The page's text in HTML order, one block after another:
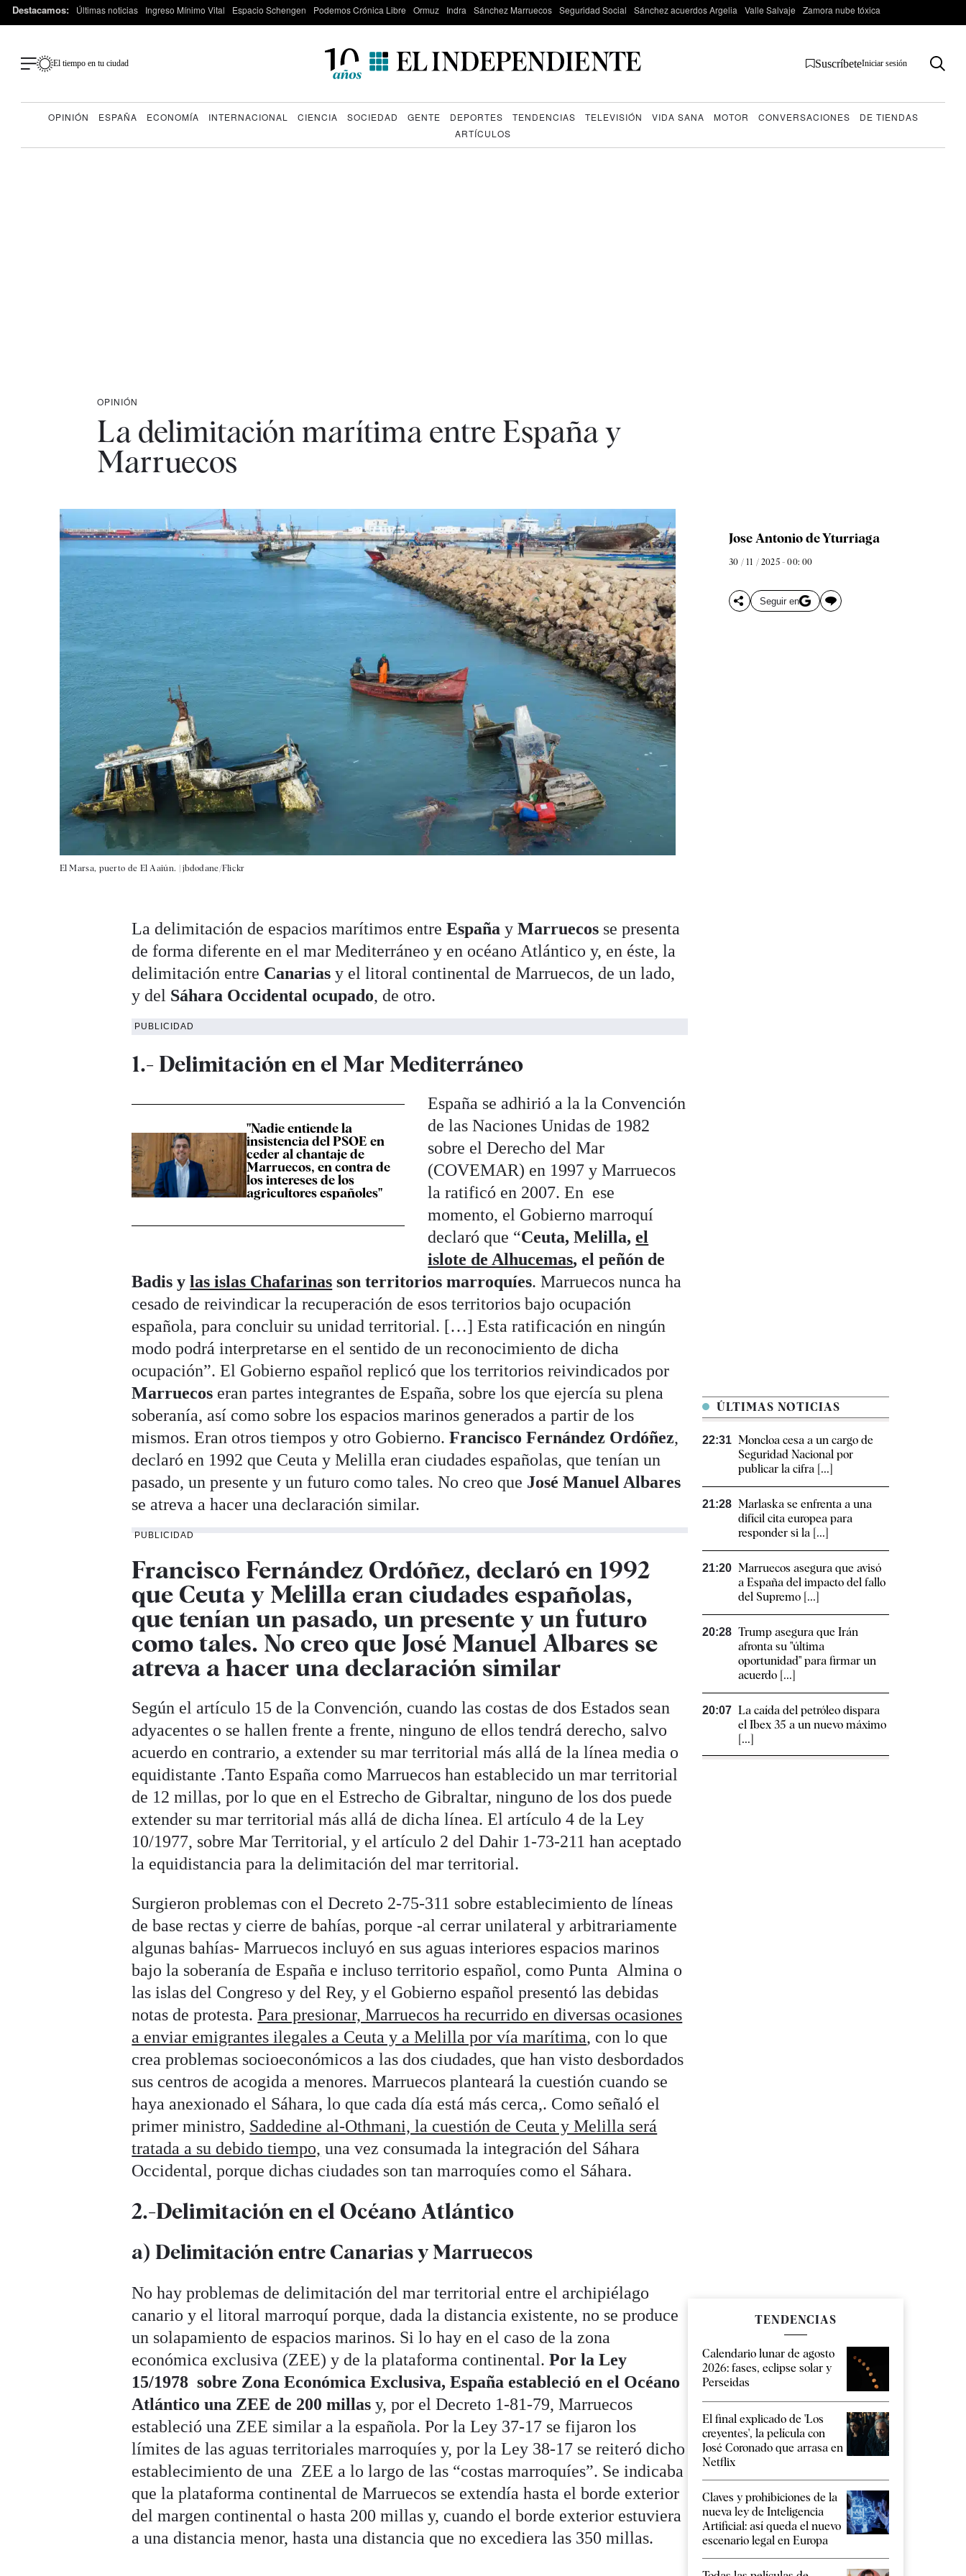
Destacamos: Últimas noticias Ingreso Mínimo Vital Espacio Schengen Podemos Crónica Libre Ormuz Indra Sánchez Marruecos Seguridad Social Sánchez acuerdos Argelia Valle Salvaje Zamora nube tóxica
El tiempo en tu ciudad SuscríbeteIniciar sesión
OPINIÓN ESPAÑA ECONOMÍA INTERNACIONAL CIENCIA SOCIEDAD GENTE DEPORTES TENDENCIAS TELEVISIÓN VIDA SANA MOTOR CONVERSACIONES
DE TIENDAS
ARTÍCULOS
OPINIÓN
La delimitación marítima entre España y
Marruecos
El Marsa, puerto de El Aaiún. |jbdodane/Flickr
Jose Antonio de Yturriaga
30 / 11 / 2025 - 00: 00
Seguir en
La delimitación de espacios marítimos entreEspaña yMarruecos se presenta
de forma diferente en el mar Mediterráneo y en océano Atlántico y, en éste, la
delimitación entre Canarias y el litoral continental de Marruecos, de un lado,
y del Sáhara Occidental ocupado, de otro.
PUBLICIDAD
1.- Delimitación en el Mar Mediterráneo
"Nadie entiende la
insistencia del PSOE en
ceder al chantaje de
Marruecos, en contra de
los intereses de los
agricultores españoles"
España se adhirió a la la Convención
de las Naciones Unidas de 1982
sobre el Derecho del Mar
(COVEMAR) en 1997 y Marruecos
la ratificó en 2007. En ese
momento, el Gobierno marroquí
declaró que “Ceuta, Melilla,el
islote de Alhucemas, el peñón de
Badis ylas islas Chafarinas son territorios marroquíes. Marruecos nunca ha
cesado de reivindicar la recuperación de esos territorios bajo ocupación
española, para concluir su unidad territorial. […] Esta ratificación en ningún
modo podrá interpretarse en el sentido de un reconocimiento de dicha
ocupación”. El Gobierno español replicó que los territorios reivindicados por
Marruecos eran partes integrantes de España, sobre los que ejercía su plena
soberanía, así como sobre los espacios marinos generados a partir de los
mismos. Eran otros tiempos y otro Gobierno.Francisco Fernández Ordóñez,
declaró en 1992 que Ceuta y Melilla eran ciudades españolas, que tenían un
pasado, un presente y un futuro como tales. No creo que José Manuel Albares
se atreva a hacer una declaración similar.
PUBLICIDAD
Francisco Fernández Ordóñez, declaró en 1992
que Ceuta y Melilla eran ciudades españolas,
que tenían un pasado, un presente y un futuro
como tales. No creo que José Manuel Albares se
atreva a hacer una declaración similar
Según el artículo 15 de la Convención, cuando las costas de dos Estados sean
adyacentes o se hallen frente a frente, ninguno de ellos tendrá derecho, salvo
acuerdo en contrario, a extender su mar territorial más allá de la línea media o
equidistante .Tanto España como Marruecos han establecido un mar territorial
de 12 millas, por lo que en el Estrecho de Gibraltar, ninguno de los dos puede
extender su mar territorial más allá de dicha línea. El artículo 4 de la Ley
10/1977, sobre Mar Territorial, y el artículo 2 del Dahir 1-73-211 han aceptado
la equidistancia para la delimitación del mar territorial.
Surgieron problemas con el Decreto 2-75-311 sobre establecimiento de líneas
de base rectas y cierre de bahías, porque -al cerrar unilateral y arbitrariamente
algunas bahías- Marruecos incluyó en sus aguas interiores espacios marinos
bajo la soberanía de España e incluso territorio español, como Punta Almina o
las islas del Congreso y del Rey, y el Gobierno español presentó las debidas
notas de protesta.Para presionar, Marruecos ha recurrido en diversas ocasiones
a enviar emigrantes ilegales a Ceuta y a Melilla por vía marítima, con lo que
crea problemas socioeconómicos a las dos ciudades, que han visto desbordados
sus centros de acogida a menores. Marruecos planteará la cuestión cuando se
haya anexionado el Sáhara, lo que cada día está más cerca,. Como señaló el
primer ministro, Saddedine al-Othmani, la cuestión de Ceuta y Melilla será
tratada a su debido tiempo, una vez consumada la integración del Sáhara
Occidental, porque dichas ciudades son tan marroquíes como el Sáhara.
2.-Delimitación en el Océano Atlántico
a) Delimitación entre Canarias y Marruecos
No hay problemas de delimitación del mar territorial entre el archipiélago
canario y el litoral marroquí porque, dada la distancia existente, no se produce
un solapamiento de espacios marinos. Si lo hay en el caso de la zona
económica exclusiva (ZEE) y de la plataforma continental.Por la Ley
15/1978 sobre Zona Económica Exclusiva, España estableció en el Océano
Atlántico una ZEE de 200 millas y, por el Decreto 1-81-79, Marruecos
estableció una ZEE similar a la española. Por la Ley 37-17 se fijaron los
límites de las aguas territoriales marroquíes y, por la Ley 38-17 se reiteró dicho
establecimiento de una ZEE a lo largo de las “costas marroquíes”. Se indicaba
que la plataforma continental de Marruecos se extendía hasta el borde exterior
del margen continental o hasta 200 millas y, cuando el borde exterior estuviera
a una distancia menor, hasta una distancia que no excediera las 350 millas.
ÚLTIMAS NOTICIAS
22:31 Moncloa cesa a un cargo de
Seguridad Nacional por
publicar la cifra [...]
21:28 Marlaska se enfrenta a una
difícil cita europea para
responder si la [...]
21:20 Marruecos asegura que avisó
a España del impacto del fallo
del Supremo [...]
20:28 Trump asegura que Irán
afronta su "última
oportunidad" para firmar un
acuerdo [...]
20:07 La caída del petróleo dispara
el Ibex 35 a un nuevo máximo
[...]
TENDENCIAS
Calendario lunar de agosto
2026: fases, eclipse solar y
Perseidas
El final explicado de 'Los
creyentes', la película con
José Coronado que arrasa en
Netflix
Claves y prohibiciones de la
nueva ley de Inteligencia
Artificial: así queda el nuevo
escenario legal en Europa